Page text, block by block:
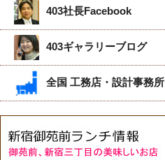
403社長Facebook
403ギャラリーブログ
全国 工務店・設計事務所